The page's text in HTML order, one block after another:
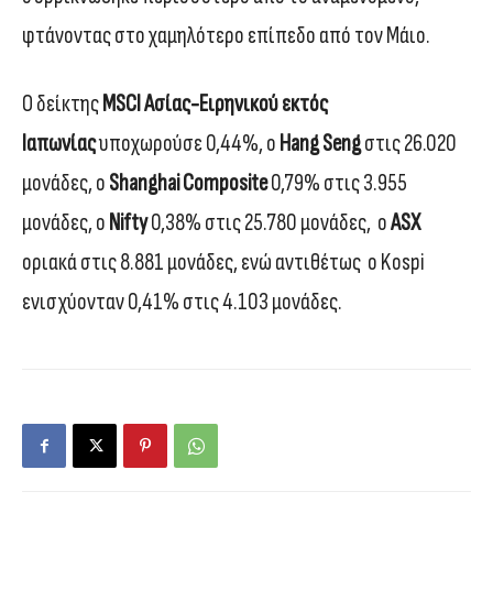
φτάνοντας στο χαμηλότερο επίπεδο από τον Μάιο.
Ο δείκτηςMSCI Ασίας-Ειρηνικού εκτός
Ιαπωνίαςυποχωρούσε 0,44%, ο Hang Sengστις 26.020
μονάδες, ο Shanghai Composite0,79% στις 3.955
μονάδες, ο Nifty0,38% στις 25.780 μονάδες, οASX
οριακά στις 8.881 μονάδες, ενώ αντιθέτως ο Kospi
ενισχύονταν 0,41% στις 4.103 μονάδες.